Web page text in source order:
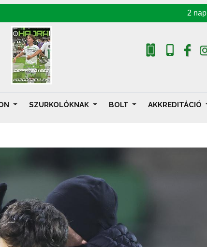
2 nap
SZURKOLÓKNAK BOLT AKKREDITÁCIÓ